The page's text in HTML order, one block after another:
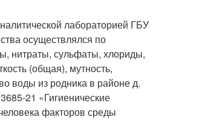
лабораторией ГБУ
осуществлялся по
нитраты, сульфаты, хлориды,
(общая), мутность,
воды из родника в районе д.
21 «Гигиенические
факторов среды